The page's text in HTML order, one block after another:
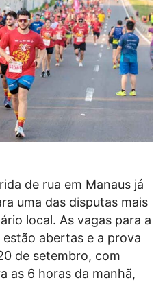
de rua em Manaus já
uma das disputas mais
local. As vagas para a
estão abertas e a prova
de setembro, com
as 6 horas da manhã,